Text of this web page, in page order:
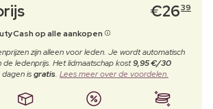
€2639
op alle aankopen
zijn alleen voor leden. Je wordt automatisch
de ledenprijs. Het lidmaatschap kost9,95 €/30
isgratis. Lees meer over de voordelen.